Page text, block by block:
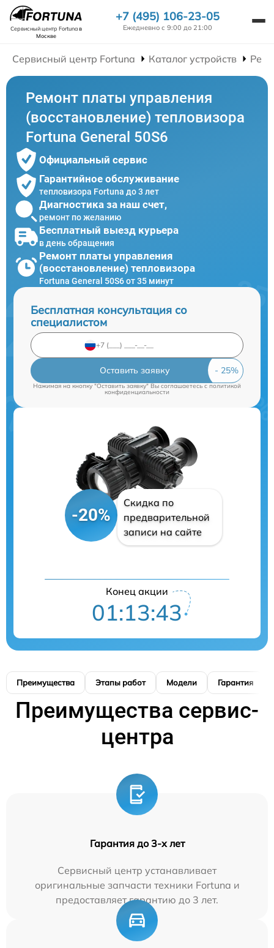
Сервисный центр Fortunaв
Москве
+7 (495) 106-23-05
Ежедневно с 9:00 до 21:00
Сервисный центр Fortuna Каталог устройств
Ремонт платы управления
(восстановление) тепловизора
Fortuna General 50S6
Официальный сервис
Гарантийное обслуживание
тепловизора Fortuna до 3 лет
Диагностика за наш счет,
ремонт по желанию
Бесплатный выезд курьера
в день обращения
Ремонт платы управления
(восстановление) тепловизора
Fortuna General 50S6 от 35 минут
Бесплатная консультация со
специалистом
Оставить заявку
Нажимая на кнопку "Оставить заявку" Вы соглашаетесь cполитикой
конфиденциальности
-20%
Скидка по
предварительной
записи на сайте
Конец акции
01:13:42
Преимущества Этапы работ Модели Гарантия
Преимущества сервис-
центра
Гарантия до 3-х лет
Сервисный центр устанавливает
оригинальные запчасти техники Fortuna и
предоставляет гарантию до 3 лет.